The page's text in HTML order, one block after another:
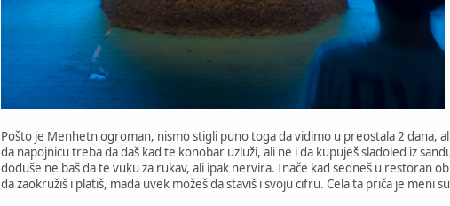
Pošto je Menhetn ogroman, nismo stigli puno toga da vidimo u preostala 2 dana,
da napojnicu treba da daš kad te konobar uzluži, ali ne i da kupuješ sladoled iz
doduše ne baš da te vuku za rukav, ali ipak nervira. Inače kad sedneš u restoran
da zaokružiš i platiš, mada uvek možeš da staviš i svoju cifru. Cela ta priča je meni